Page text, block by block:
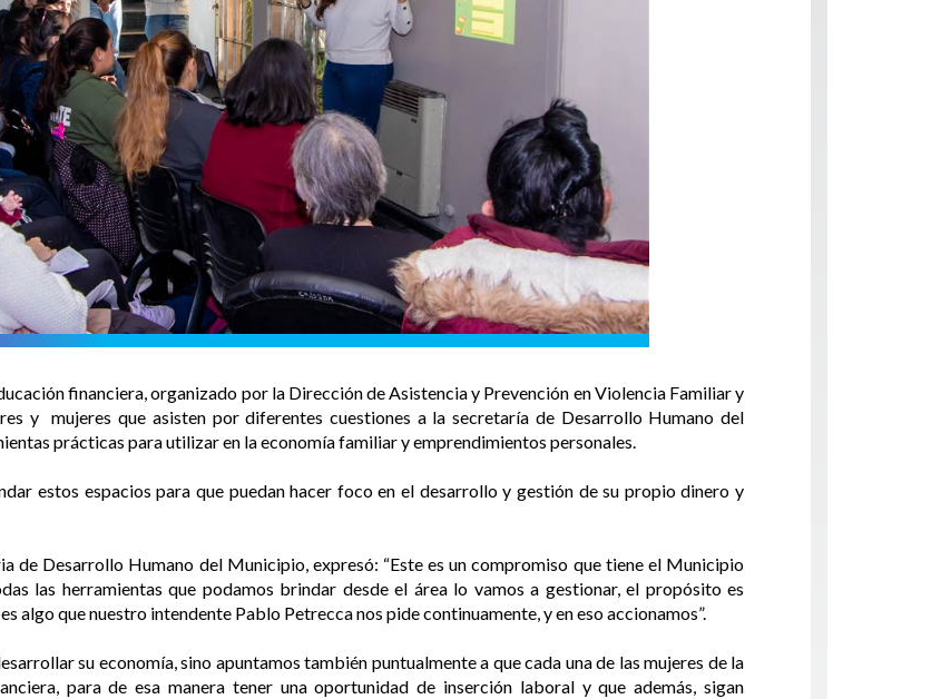
financiera, organizado por la Dirección de Asistencia y Prevención en Violencia Familiar y
y mujeres que asisten por diferentes cuestiones a la secretaría de Desarrollo Humano del
prácticas para utilizar en la economía familiar y emprendimientos personales.
estos espacios para que puedan hacer foco en el desarrollo y gestión de su propio dinero y
de Desarrollo Humano del Municipio, expresó: “Este es un compromiso que tiene el Municipio
las herramientas que podamos brindar desde el área lo vamos a gestionar, el propósito es
algo que nuestro intendente Pablo Petrecca nos pide continuamente, y en eso accionamos”.
su economía, sino apuntamos también puntualmente a que cada una de las mujeres de la
para de esa manera tener una oportunidad de inserción laboral y que además, sigan